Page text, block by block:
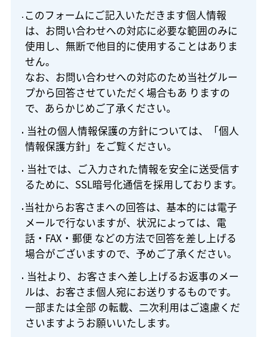
このフォームにご記入いただきます個人情報
は、お問い合わせへの対応に必要な範囲のみに
使用し、無断で他目的に使用することはありま
せん。
なお、お問い合わせへの対応のため当社グルー
プから回答させていただく場合もあ りますの
で、あらかじめご了承ください。
当社の個人情報保護の方針については、「個人
情報保護方針」をご覧ください。
当社では、ご入力された情報を安全に送受信す
るために、SSL暗号化通信を採用しております。
当社からお客さまへの回答は、基本的には電子
メールで行ないますが、状況によっては、電
話・FAX・郵便 などの方法で回答を差し上げる
場合がございますので、予めご了承ください。
当社より、お客さまへ差し上げるお返事のメー
ルは、お客さま個人宛にお送りするものです。
一部または全部 の転載、二次利用はご遠慮くだ
さいますようお願いいたします。